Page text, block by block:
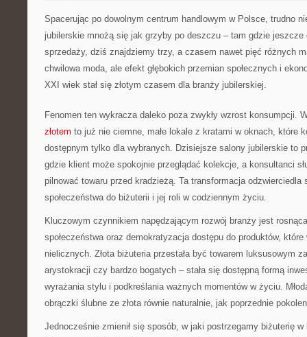
Spacerując po dowolnym centrum handlowym w Polsce, trudno
jubilerskie mnożą się jak grzyby po deszczu – tam gdzie jeszcze
sprzedaży, dziś znajdziemy trzy, a czasem nawet pięć różnych
chwilowa moda, ale efekt głębokich przemian społecznych i
XXI wiek stał się złotym czasem dla branży jubilerskiej.
Fenomen ten wykracza daleko poza zwykły wzrost konsumpcji.
złotem to już nie ciemne, małe lokale z kratami w oknach, które
dostępnym tylko dla wybranych. Dzisiejsze salony jubilerskie to
gdzie klient może spokojnie przeglądać kolekcje, a konsultanci
pilnować towaru przed kradzieżą. Ta transformacja
społeczeństwa do biżuterii i jej roli w codziennym życiu.
Kluczowym czynnikiem napędzającym rozwój branży jest
społeczeństwa oraz demokratyzacja dostępu do produktów, które
nielicznych. Złota biżuteria przestała być towarem luksusowym
arystokracji czy bardzo bogatych – stała się dostępną formą
wyrażania stylu i podkreślania ważnych momentów w życiu.
obrączki ślubne ze złota równie naturalnie, jak poprzednie
Jednocześnie zmienił się sposób, w jaki postrzegamy biżuterię